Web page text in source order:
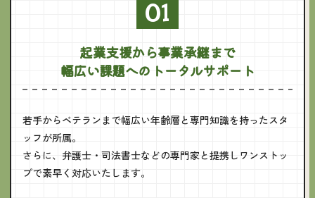
01
起業支援から事業承継まで
幅広い課題へのトータルサポート
若手からベテランまで幅広い年齢層と専門知識を持ったスタ
ッフが所属。
さらに、弁護士・司法書士などの専門家と提携しワンストッ
プで素早く対応いたします。